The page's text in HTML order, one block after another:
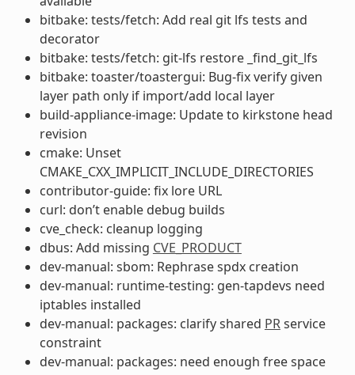
bitbake: tests/fetch: Add real git lfs tests and
decorator
bitbake: tests/fetch: git-lfs restore _find_git_lfs
bitbake: toaster/toastergui: Bug-fix verify given
layer path only if import/add local layer
build-appliance-image: Update to kirkstone head
revision
cmake: Unset
CMAKE_CXX_IMPLICIT_INCLUDE_DIRECTORIES
contributor-guide: fix lore URL
curl: don’t enable debug builds
cve_check: cleanup logging
dbus: Add missing CVE_PRODUCT
dev-manual: sbom: Rephrase spdx creation
dev-manual: runtime-testing: gen-tapdevs need
iptables installed
dev-manual: packages: clarify shared PRservice
constraint
dev-manual: packages: need enough free space